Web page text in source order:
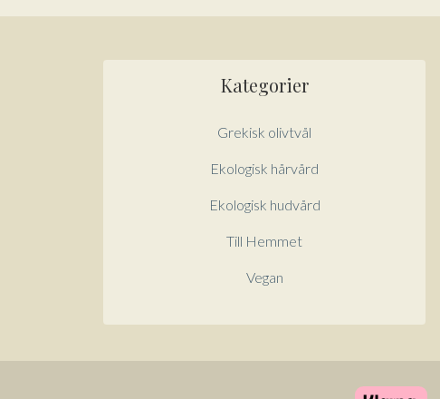
Kategorier
Grekisk olivtvål
Ekologisk hårvård
Ekologisk hudvård
Till Hemmet
Vegan